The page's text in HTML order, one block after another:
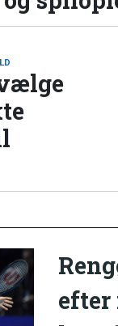
efter